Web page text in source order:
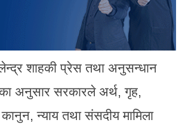
शाहकी प्रेस तथा अनुसन्धान
अनुसार सरकारले अर्थ, गृह,
कानुन, न्याय तथा संसदीय मामिला